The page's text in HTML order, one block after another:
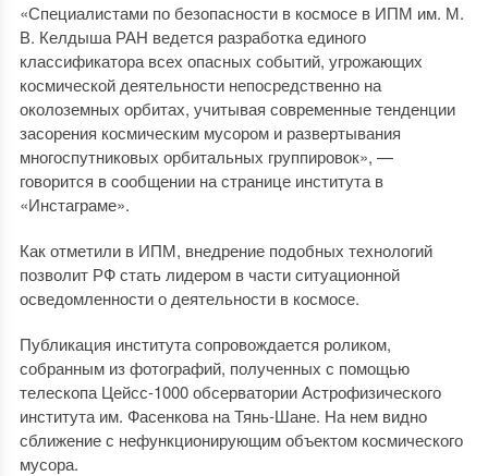
«Специалистами по безопасности в космосе в ИПМ им. М.
В. Келдыша РАН ведется разработка единого
классификатора всех опасных событий, угрожающих
космической деятельности непосредственно на
околоземных орбитах, учитывая современные тенденции
засорения космическим мусором и развертывания
многоспутниковых орбитальных группировок», —
говорится в сообщении на странице института в
«Инстаграме».
Как отметили в ИПМ, внедрение подобных технологий
позволит РФ стать лидером в части ситуационной
осведомленности о деятельности в космосе.
Публикация института сопровождается роликом,
собранным из фотографий, полученных с помощью
телескопа Цейсс-1000 обсерватории Астрофизического
института им. Фасенкова на Тянь-Шане. На нем видно
сближение с нефункционирующим объектом космического
мусора.